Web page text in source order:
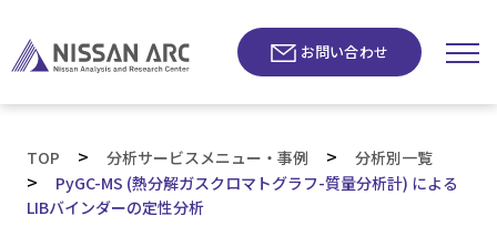
お問い合わせ
TOP > 分析サービスメニュー・事例 > 分析別一覧
>
PyGC-MS (熱分解ガスクロマトグラフ-質量分析計) による
LIBバインダーの定性分析